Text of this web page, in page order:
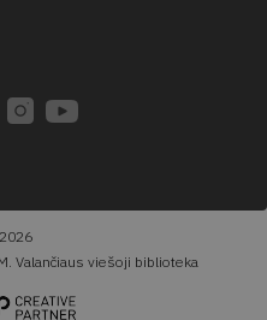
Valančiaus viešoji biblioteka